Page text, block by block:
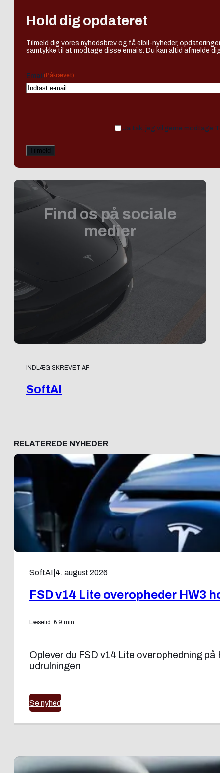
Hold dig opdateret
Tilmeld dig vores nyhedsbrev og få elbil-nyheder,
samtykke til at modtage disse emails. Du kan altid afmelde
Email (Påkrævet)
Ja tak, jeg vil gerne modtage
Find os på sociale
medier
INDLÆG SKREVET AF
SoftAI
RELATEREDE NYHEDER
SoftAI 4. august 2026
FSD v14 Lite overopheder HW3
Læsetid: 6:9 min
Oplever du FSD v14 Lite overophedning
udrulningen.
Se nyhed